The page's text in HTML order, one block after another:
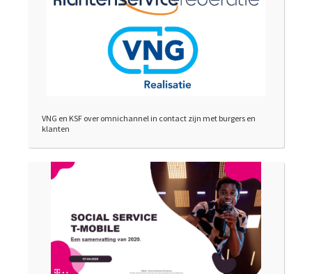
VNG en KSF over omnichannel in contact zijn met burgers en
klanten